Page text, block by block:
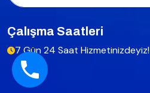
Çalışma Saatleri
7 Gün 24 Saat Hizmetinizdeyiz!